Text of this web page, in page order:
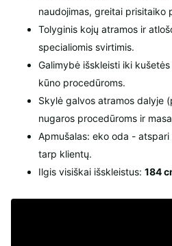
naudojimas, greitai prisitaiko
Tolyginis kojų atramos ir
specialiomis svirtimis.
Galimybė išskleisti iki
kūno procedūroms.
Skylė galvos atramos dalyje
nugaros procedūroms ir
Apmušalas: eko oda -
tarp klientų.
Ilgis visiškai išskleistus: 184